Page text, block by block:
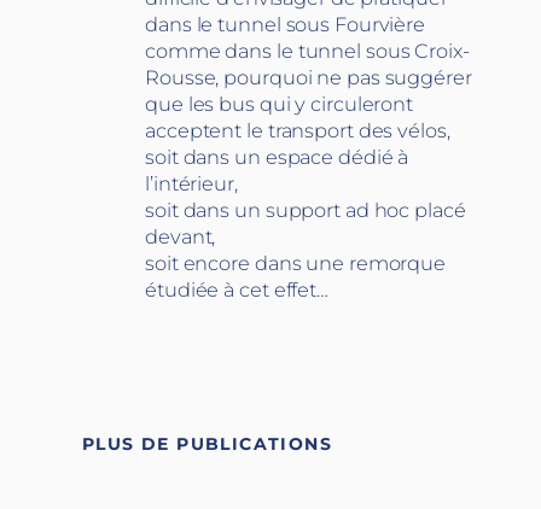
dans le tunnel sous Fourvière
comme dans le tunnel sous Croix-
Rousse, pourquoi ne pas suggérer
que les bus qui y circuleront
acceptent le transport des vélos,
soit dans un espace dédié à
l’intérieur,
soit dans un support ad hoc placé
devant,
soit encore dans une remorque
étudiée à cet effet…
PLUS DE PUBLICATIONS